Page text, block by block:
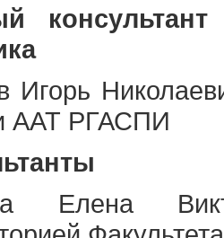
Игорь
ААТ РГАСПИ
Елена